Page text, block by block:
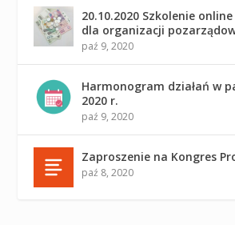
20.10.2020 Szkolenie
dla organizacji
paź 9, 2020
Harmonogram działań w
2020 r.
paź 9, 2020
Zaproszenie na Kongres
paź 8, 2020